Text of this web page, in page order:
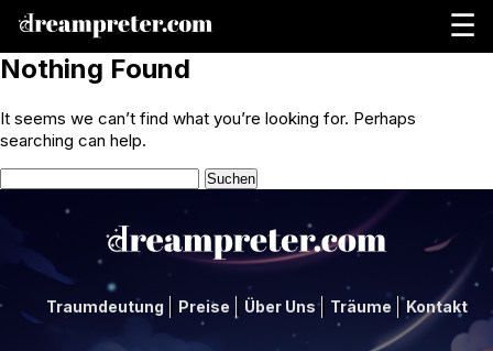
☰
Nothing Found
It seems we can’t find what you’re looking for. Perhaps
searching can help.
Suchen
nach:
Traumdeutung Preise Über Uns Träume Kontakt